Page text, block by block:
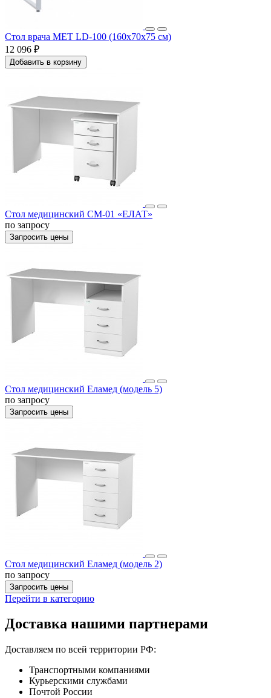
Стол врача MET LD-100 (160х70х75 см)
12 096 ₽
Добавить в корзину
Стол медицинский СМ-01 «ЕЛАТ»
по запросу
Запросить цены
Стол медицинский Еламед (модель 5)
по запросу
Запросить цены
Стол медицинский Еламед (модель 2)
по запросу
Запросить цены
Перейти в категорию
Доставка нашими партнерами
Доставляем по всей территории РФ:
Транспортными компаниями
Курьерскими службами
Почтой России